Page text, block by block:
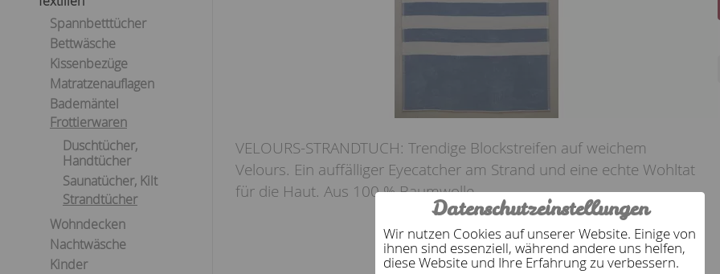
Spannbetttücher
Bettwäsche
Kissenbezüge
Matratzenauflagen
Bademäntel
Frottierwaren
Duschtücher,
Handtücher
Saunatücher, Kilt
Strandtücher
Wohndecken
Nachtwäsche
Kinder
VELOURS-STRANDTUCH: Trendige Blockstreifen auf weichem
Velours. Ein auffälliger Eyecatcher am Strand und eine echte Wohltat
für die Haut. Aus 100 % Baumwolle.
Datenschutzeinstellungen
Wir nutzen Cookies auf unserer Website. Einige von
ihnen sind essenziell, während andere uns helfen,
diese Website und Ihre Erfahrung zu verbessern.